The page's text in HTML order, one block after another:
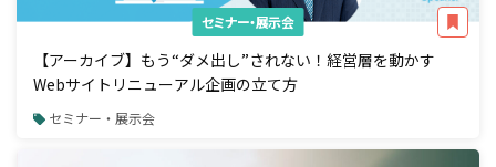
セミナー・展示会
【アーカイブ】もう“ダメ出し”されない！経営層を動かす
Webサイトリニューアル企画の立て方
セミナー・展示会